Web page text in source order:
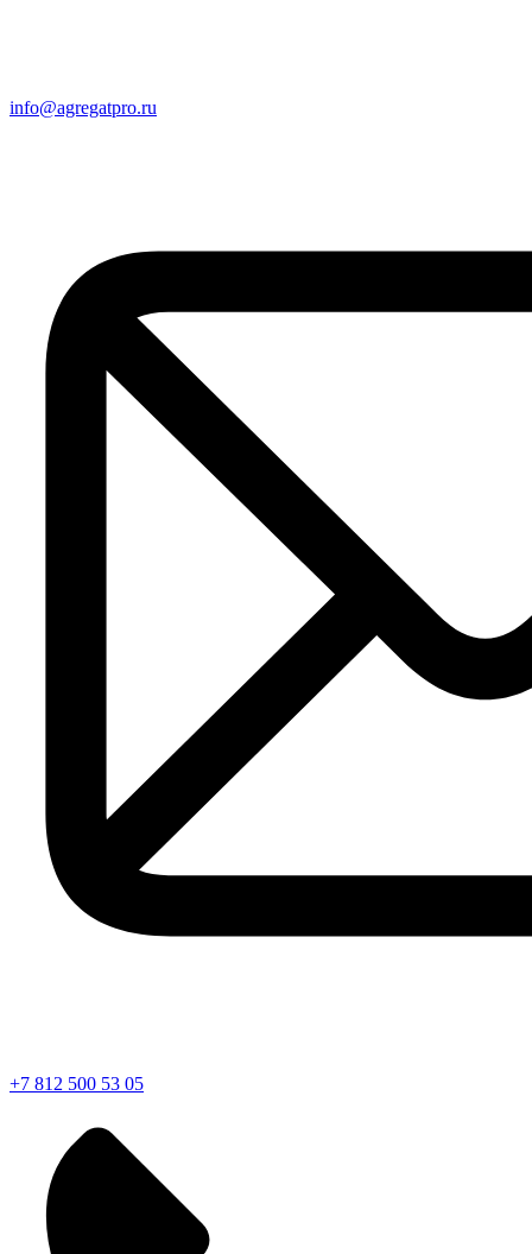
info@agregatpro.ru
+7 812 500 53 05